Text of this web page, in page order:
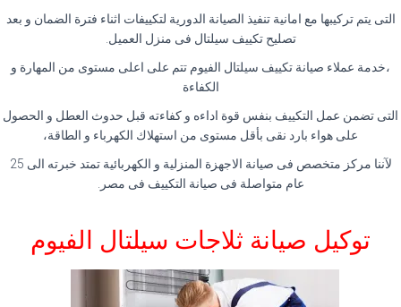
التى يتم تركيبها مع امانية تنفيذ الصيانة الدورية لتكييفات اثناء فترة الضمان و بعد
تصليح تكييف سيلتال فى منزل العميل.
،خدمة عملاء صيانة تكييف سيلتال الفيوم تتم على اعلى مستوى من المهارة و
الكفاءة
التى تضمن عمل التكييف بنفس قوة اداءه و كفاءته قبل حدوث العطل و الحصول
على هواء بارد نقى بأقل مستوى من استهلاك الكهرباء و الطاقة،
لآننا مركز متخصص فى صيانة الاجهزة المنزلية و الكهربائية تمتد خبرته الى 25
عام متواصلة فى صيانة التكييف فى مصر.
توكيل صيانة ثلاجات سيلتال الفيوم